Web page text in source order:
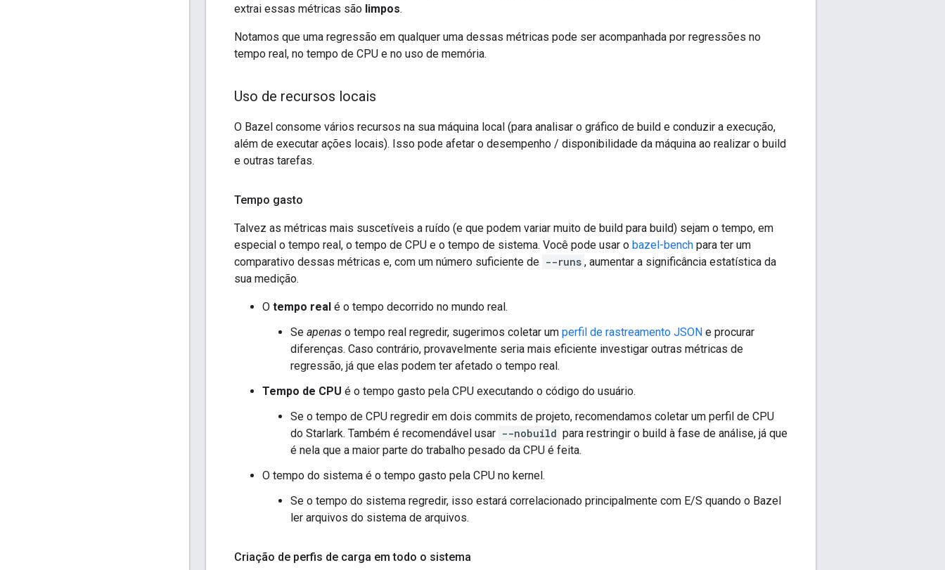
extrai essas métricas são limpos.
Notamos que uma regressão em qualquer uma dessas métricas pode ser acompanhada por regressões no
tempo real, no tempo de CPU e no uso de memória.
Uso de recursos locais
O Bazel consome vários recursos na sua máquina local (para analisar o gráfico de build e conduzir a execução,
além de executar ações locais). Isso pode afetar o desempenho / disponibilidade da máquina ao realizar o build
e outras tarefas.
Tempo gasto
Talvez as métricas mais suscetíveis a ruído (e que podem variar muito de build para build) sejam o tempo, em
especial o tempo real, o tempo de CPU e o tempo de sistema. Você pode usar o bazel-bench para ter um
comparativo dessas métricas e, com um número suficiente de --runs , aumentar a significância estatística da
sua medição.
O tempo real é o tempo decorrido no mundo real.
Se apenas o tempo real regredir, sugerimos coletar um perfil de rastreamento JSON e procurar
diferenças. Caso contrário, provavelmente seria mais eficiente investigar outras métricas de
regressão, já que elas podem ter afetado o tempo real.
Tempo de CPU é o tempo gasto pela CPU executando o código do usuário.
Se o tempo de CPU regredir em dois commits de projeto, recomendamos coletar um perfil de CPU
do Starlark. Também é recomendável usar --nobuild para restringir o build à fase de análise, já que
é nela que a maior parte do trabalho pesado da CPU é feita.
O tempo do sistema é o tempo gasto pela CPU no kernel.
Se o tempo do sistema regredir, isso estará correlacionado principalmente com E/S quando o Bazel
ler arquivos do sistema de arquivos.
Criação de perfis de carga em todo o sistema